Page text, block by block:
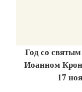
Год со
Иоанном
17